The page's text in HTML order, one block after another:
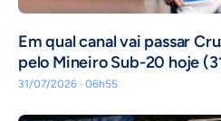
Em qual canal vai passar
pelo Mineiro Sub-20 hoje
31/07/2026 · 06h55